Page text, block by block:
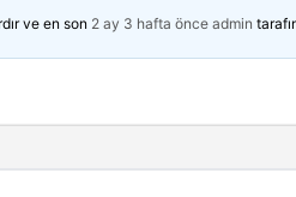
ve en son 2 ay 3 hafta önce admin